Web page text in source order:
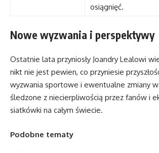
osiągnięć.
Nowe wyzwania i perspektywy
Ostatnie lata przyniosły Joandry Lealowi
nikt nie jest pewien, co przyniesie
wyzwania sportowe i ewentualne zmiany
śledzone z niecierpliwością przez fanów i
siatkówki na całym świecie.
Podobne tematy